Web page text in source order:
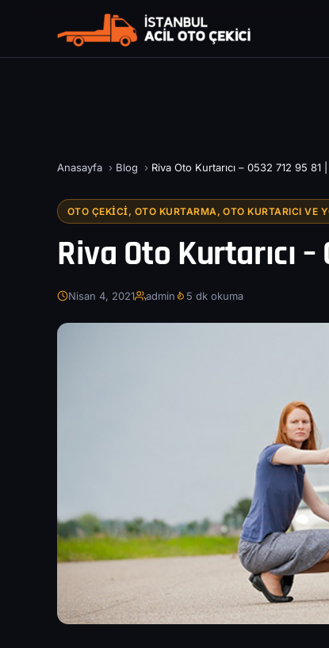
Anasayfa › Blog › Riva Oto Kurtarıcı – 0532 712 95 81
OTO ÇEKICI, OTO KURTARMA, OTO KURTARICI VE
Riva Oto Kurtarıcı
Nisan 4, 2021 admin 5 dk okuma